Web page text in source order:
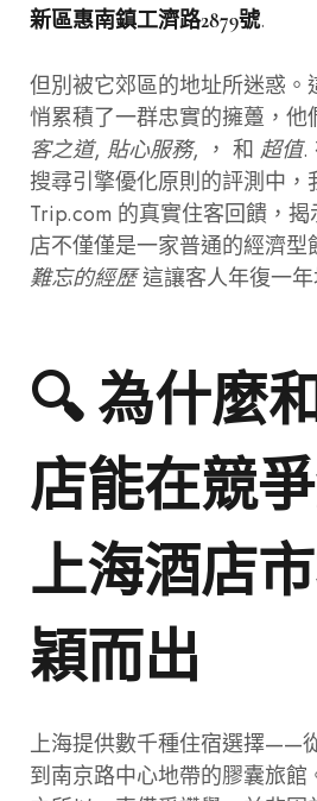
新區惠南鎮工濟路2879號.
但別被它郊區的地址所迷惑。
悄累積了一群忠實的擁躉，
客之道, 貼心服務, ， 和 超值.
搜尋引擎優化原則的評測中，
Trip.com 的真實住客回饋，
店不僅僅是一家普通的經濟
難忘的經歷這讓客人年復一年
🔍 為什麼
店能在競
上海酒店
穎而出
上海提供數千種住宿選擇——
到南京路中心地帶的膠囊旅館